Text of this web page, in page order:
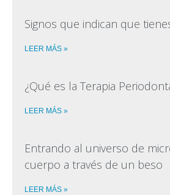
Signos que indican que
LEER MÁS »
¿Qué es la Terapia
LEER MÁS »
Entrando al universo de
cuerpo a través de un beso
LEER MÁS »